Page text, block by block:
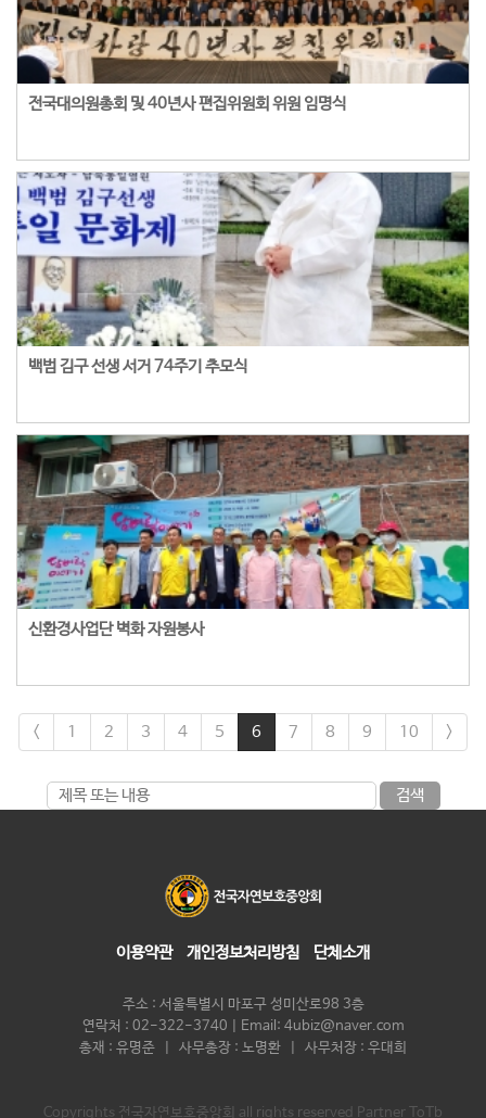
전국대의원총회 및 40년사 편집위원회 위원 임명식
백범 김구 선생 서거 74주기 추모식
신환경사업단 벽화 자원봉사
< 1 2 3 4 5 6 7 8 9 10 >
검색
이용약관 개인정보처리방침 단체소개
주소 : 서울특별시 마포구 성미산로98 3층
연락처 : 02-322-3740 | Email: 4ubiz@naver.com
총재 : 유명준 | 사무총장 : 노명환 | 사무처장 : 우대희
Copyrights 전국자연보호중앙회 all rights reserved Partner ToTb